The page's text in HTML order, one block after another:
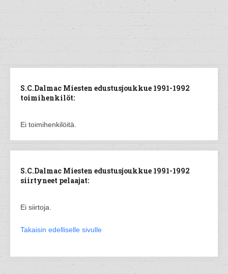
S.C.Dalmac Miesten edustusjoukkue 1991-1992
toimihenkilöt:
Ei toimihenkilöitä.
S.C.Dalmac Miesten edustusjoukkue 1991-1992
siirtyneet pelaajat:
Ei siirtoja.
Takaisin edelliselle sivulle